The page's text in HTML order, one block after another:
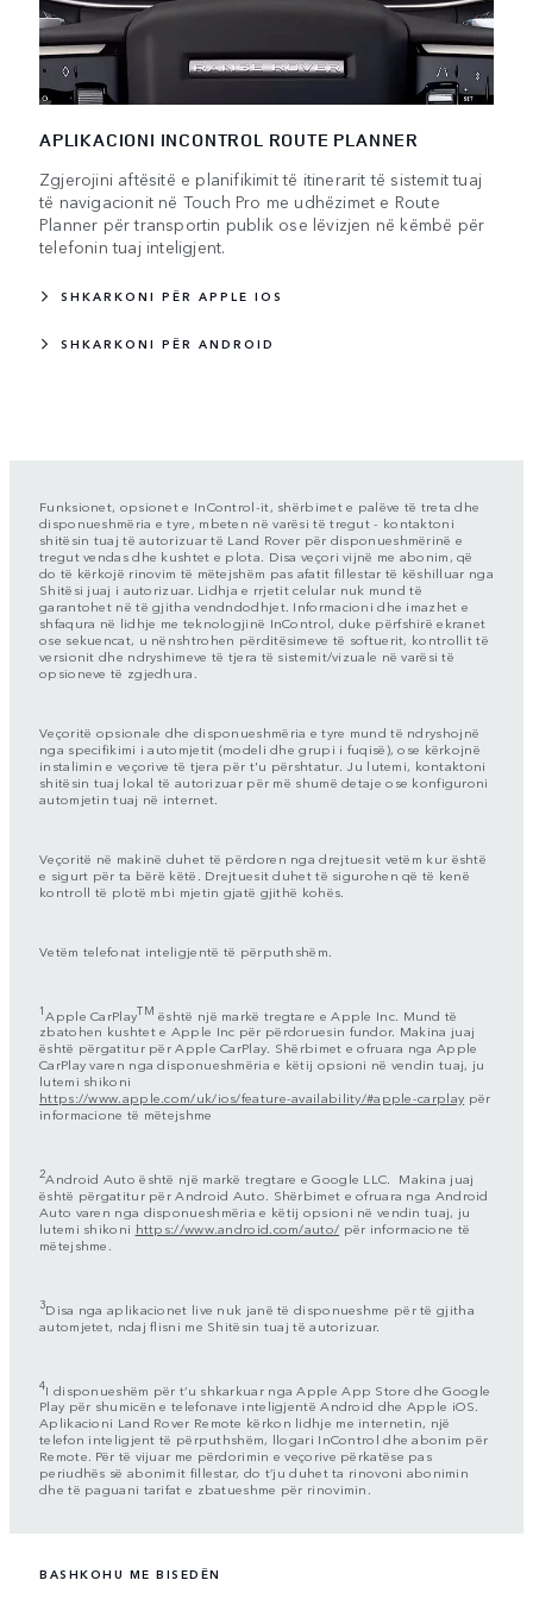
APLIKACIONI INCONTROL ROUTE PLANNER
Zgjerojini aftësitë e planifikimit të itinerarit të sistemit tuaj
të navigacionit në Touch Pro me udhëzimet e Route
Planner për transportin publik ose lëvizjen në këmbë për
telefonin tuaj inteligjent.
SHKARKONI PËR APPLE IOS
SHKARKONI PËR ANDROID
Funksionet, opsionet e InControl-it, shërbimet e palëve të treta dhe
disponueshmëria e tyre, mbeten në varësi të tregut - kontaktoni
shitësin tuaj të autorizuar të Land Rover për disponueshmërinë e
tregut vendas dhe kushtet e plota. Disa veçori vijnë me abonim, që
do të kërkojë rinovim të mëtejshëm pas afatit fillestar të këshilluar nga
Shitësi juaj i autorizuar. Lidhja e rrjetit celular nuk mund të
garantohet në të gjitha vendndodhjet. Informacioni dhe imazhet e
shfaqura në lidhje me teknologjinë InControl, duke përfshirë ekranet
ose sekuencat, u nënshtrohen përditësimeve të softuerit, kontrollit të
versionit dhe ndryshimeve të tjera të sistemit/vizuale në varësi të
opsioneve të zgjedhura.
Veçoritë opsionale dhe disponueshmëria e tyre mund të ndryshojnë
nga specifikimi i automjetit (modeli dhe grupi i fuqisë), ose kërkojnë
instalimin e veçorive të tjera për t'u përshtatur. Ju lutemi, kontaktoni
shitësin tuaj lokal të autorizuar për më shumë detaje ose konfiguroni
automjetin tuaj në internet.
Veçoritë në makinë duhet të përdoren nga drejtuesit vetëm kur është
e sigurt për ta bërë këtë. Drejtuesit duhet të sigurohen që të kenë
kontroll të plotë mbi mjetin gjatë gjithë kohës.
Vetëm telefonat inteligjentë të përputhshëm.
1Apple CarPlayTM është një markë tregtare e Apple Inc. Mund të
zbatohen kushtet e Apple Inc për përdoruesin fundor. Makina juaj
është përgatitur për Apple CarPlay. Shërbimet e ofruara nga Apple
CarPlay varen nga disponueshmëria e këtij opsioni në vendin tuaj, ju
lutemi shikoni
https://www.apple.com/uk/ios/feature-availability/#apple-carplay për
informacione të mëtejshme
2Android Auto është një markë tregtare e Google LLC. Makina juaj
është përgatitur për Android Auto. Shërbimet e ofruara nga Android
Auto varen nga disponueshmëria e këtij opsioni në vendin tuaj, ju
lutemi shikoni https://www.android.com/auto/ për informacione të
mëtejshme.
3Disa nga aplikacionet live nuk janë të disponueshme për të gjitha
automjetet, ndaj flisni me Shitësin tuaj të autorizuar.
4I disponueshëm për t’u shkarkuar nga Apple App Store dhe Google
Play për shumicën e telefonave inteligjentë Android dhe Apple iOS.
Aplikacioni Land Rover Remote kërkon lidhje me internetin, një
telefon inteligjent të përputhshëm, llogari InControl dhe abonim për
Remote. Për të vijuar me përdorimin e veçorive përkatëse pas
periudhës së abonimit fillestar, do t’ju duhet ta rinovoni abonimin
dhe të paguani tarifat e zbatueshme për rinovimin.
BASHKOHU ME BISEDËN